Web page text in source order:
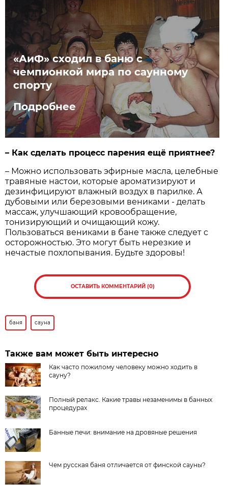
«АиФ» сходил в баню с
чемпионкой мира по саунному
спорту
Подробнее
– Как сделать процесс парения ещё приятнее?
– Можно использовать эфирные масла, целебные
травяные настои, которые ароматизируют и
дезинфицируют влажный воздух в парилке. А
дубовыми или березовыми вениками - делать
массаж, улучшающий кровообращение,
тонизирующий и очищающий кожу.
Пользоваться вениками в бане также следует с
осторожностью. Это могут быть нерезкие и
нечастые похлопывания. Будьте здоровы!
ОСТАВИТЬ КОММЕНТАРИЙ (0)
баня сауна
Также вам может быть интересно
Как часто пожилому человеку можно ходить в
сауну?
Полный релакс. Какие травы незаменимы в банных
процедурах
Банные печи: внимание на дровяные решения
Чем русская баня отличается от финской сауны?